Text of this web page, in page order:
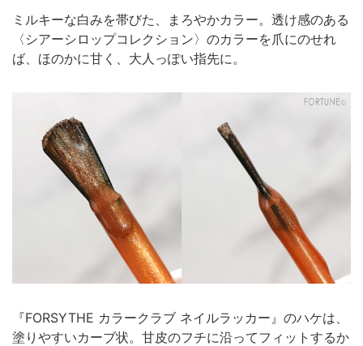
ミルキーな白みを帯びた、まろやかカラー。透け感のある
〈シアーシロップコレクション〉のカラーを爪にのせれ
ば、ほのかに甘く、大人っぽい指先に。
『FORSYTHE カラークラブ ネイルラッカー』のハケは、
塗りやすいカーブ状。甘皮のフチに沿ってフィットするか